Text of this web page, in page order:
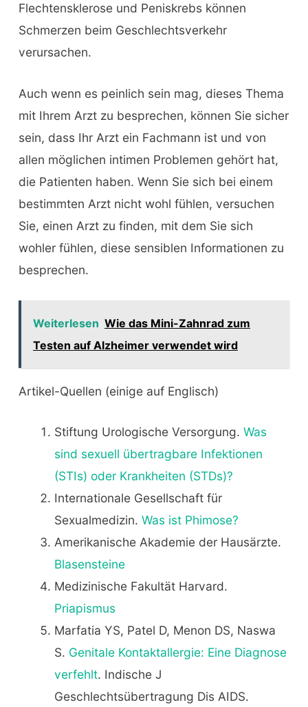
Flechtensklerose und Peniskrebs können
Schmerzen beim Geschlechtsverkehr
verursachen.
Auch wenn es peinlich sein mag, dieses Thema
mit Ihrem Arzt zu besprechen, können Sie sicher
sein, dass Ihr Arzt ein Fachmann ist und von
allen möglichen intimen Problemen gehört hat,
die Patienten haben. Wenn Sie sich bei einem
bestimmten Arzt nicht wohl fühlen, versuchen
Sie, einen Arzt zu finden, mit dem Sie sich
wohler fühlen, diese sensiblen Informationen zu
besprechen.
Weiterlesen Wie das Mini-Zahnrad zum
Testen auf Alzheimer verwendet wird
Artikel-Quellen (einige auf Englisch)
Stiftung Urologische Versorgung. Was
sind sexuell übertragbare Infektionen
(STIs) oder Krankheiten (STDs)?
Internationale Gesellschaft für
Sexualmedizin. Was ist Phimose?
Amerikanische Akademie der Hausärzte.
Blasensteine
Medizinische Fakultät Harvard.
Priapismus
Marfatia YS, Patel D, Menon DS, Naswa
S. Genitale Kontaktallergie: Eine Diagnose
verfehlt. Indische J
Geschlechtsübertragung Dis AIDS.